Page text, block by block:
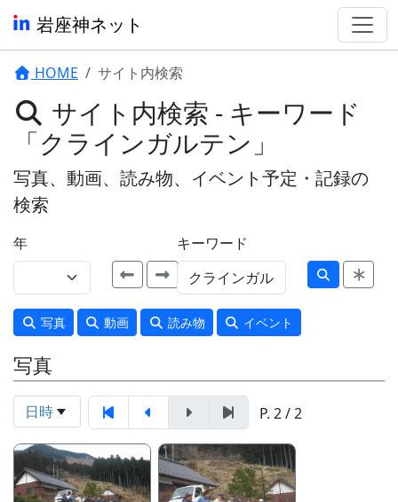
岩座神ネット
HOME サイト内検索
サイト内検索 - キーワード
「クラインガルテン」
写真、動画、読み物、イベント予定・記録の
検索
年 キーワード
写真 動画 読み物 イベント
写真
日時 P. 2 / 2